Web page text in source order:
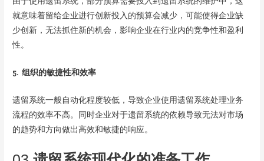
就意味着留给企业进行创新投入的预算会减少，可能使得企业缺
少创新，无法抓住新的机会，影响企业在行业内的竞争性和盈利
性。
5. 组织的敏捷性和效率
遗留系统一般自动化程度较低，导致企业使用遗留系统处理业务
流程的效率不高。同时企业对于遗留系统的依赖导致无法对市场
的趋势和方向做出高效和敏捷的响应。